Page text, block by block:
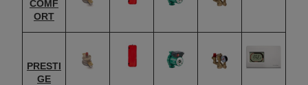
COMF
ORT
PRESTI
GE